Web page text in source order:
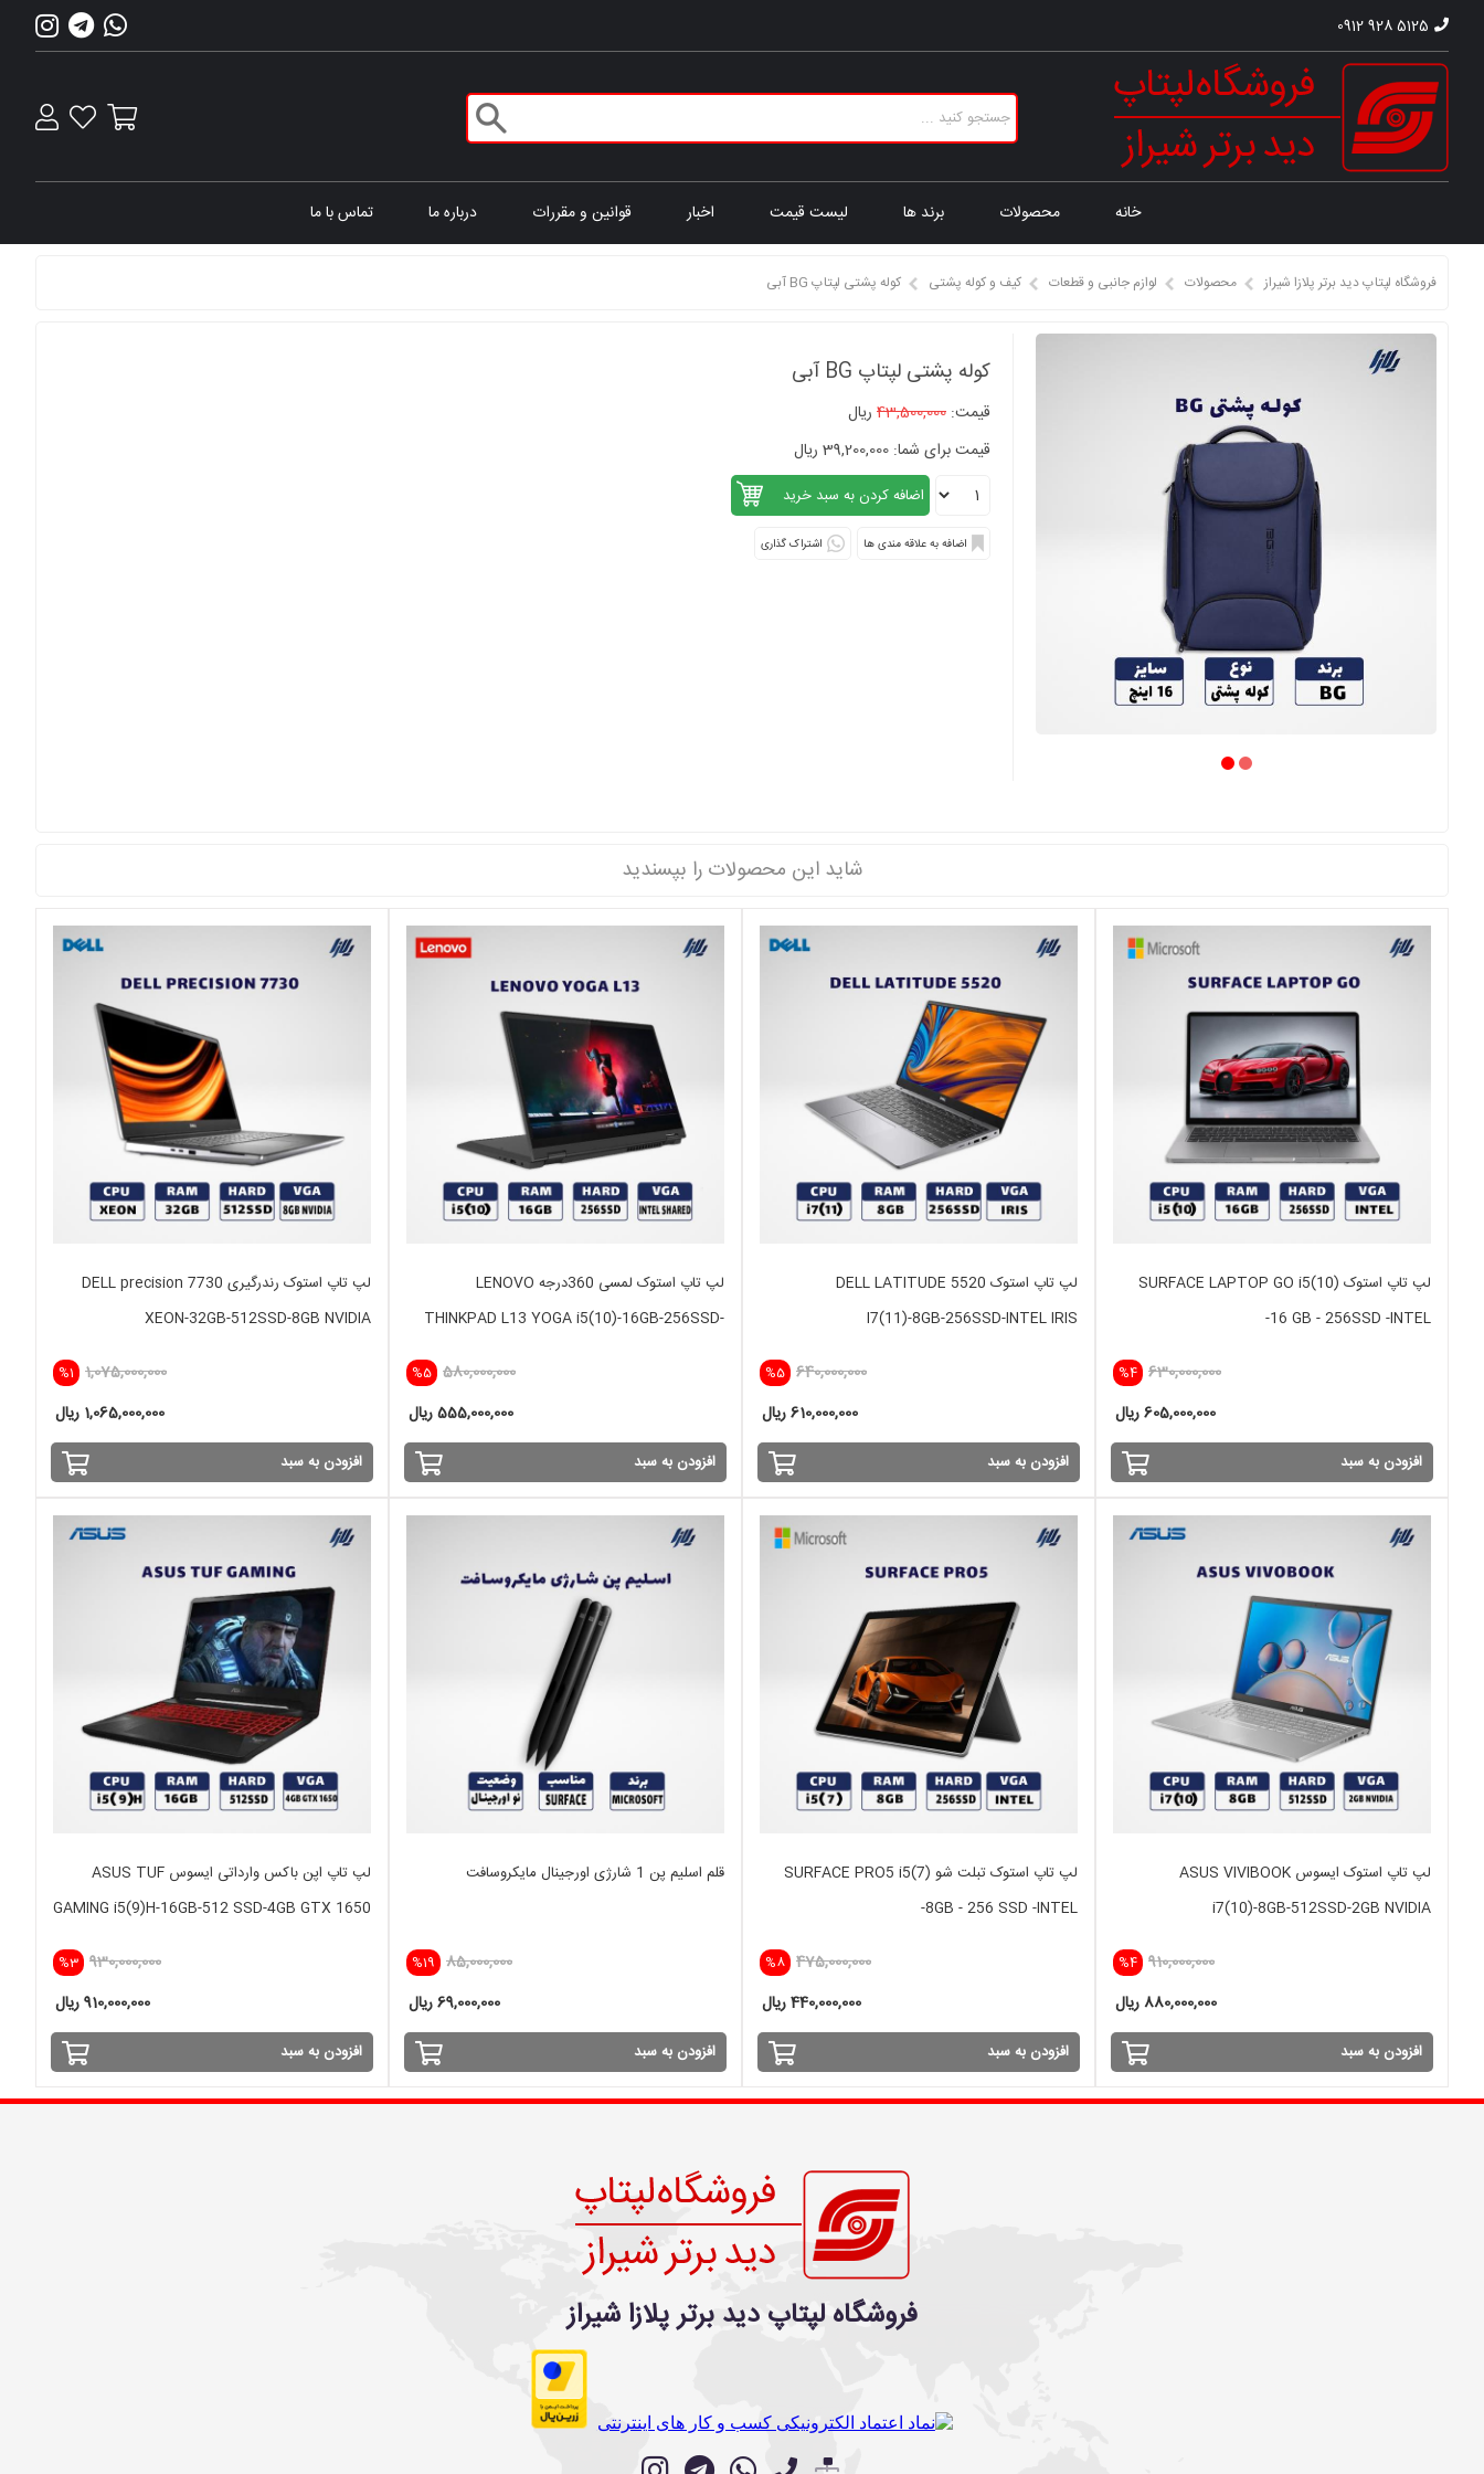
0912 928 5125
خانه محصولات برند ها لیست قیمت اخبار قوانین و مقررات درباره ما تماس با ما
فروشگاه لپتاپ دید برتر پلازا شیراز محصولات لوازم جانبی و قطعات کیف و کوله پشتی کوله پشتی لپتاپ BG آبی
کوله پشتی لپتاپ BG آبی
قیمت: 43,500,000 ریال
قیمت برای شما: 39,200,000 ریال
اشتراک گذاری
شاید این محصولات را بپسندید
لپ تاپ استوک SURFACE LAPTOP GO i5(10)
-16 GB - 256SSD -INTEL
%4 630,000,000
605,000,000 ریال
افزودن به سبد
لپ تاپ استوک DELL LATITUDE 5520
I7(11)-8GB-256SSD-INTEL IRIS
%5 640,000,000
610,000,000 ریال
افزودن به سبد
لپ تاپ استوک لمسی 360درجه LENOVO
THINKPAD L13 YOGA i5(10)-16GB-256SSD-
%5 580,000,000
555,000,000 ریال
افزودن به سبد
لپ تاپ استوک رندرگیری DELL precision 7730
XEON-32GB-512SSD-8GB NVIDIA
%1 1,075,000,000
1,065,000,000 ریال
افزودن به سبد
لپ تاپ استوک ایسوس ASUS VIVIBOOK
i7(10)-8GB-512SSD-2GB NVIDIA
%4 910,000,000
880,000,000 ریال
افزودن به سبد
لپ تاپ استوک تبلت شو SURFACE PRO5 i5(7)
-8GB - 256 SSD -INTEL
%8 475,000,000
440,000,000 ریال
افزودن به سبد
قلم اسلیم پن 1 شارژی اورجینال مایکروسافت
%19 85,000,000
69,000,000 ریال
افزودن به سبد
لپ تاپ اپن باکس وارداتی ایسوس ASUS TUF
GAMING i5(9)H-16GB-512 SSD-4GB GTX 1650
%3 930,000,000
910,000,000 ریال
افزودن به سبد
فروشگاه لپتاپ دید برتر پلازا شیراز